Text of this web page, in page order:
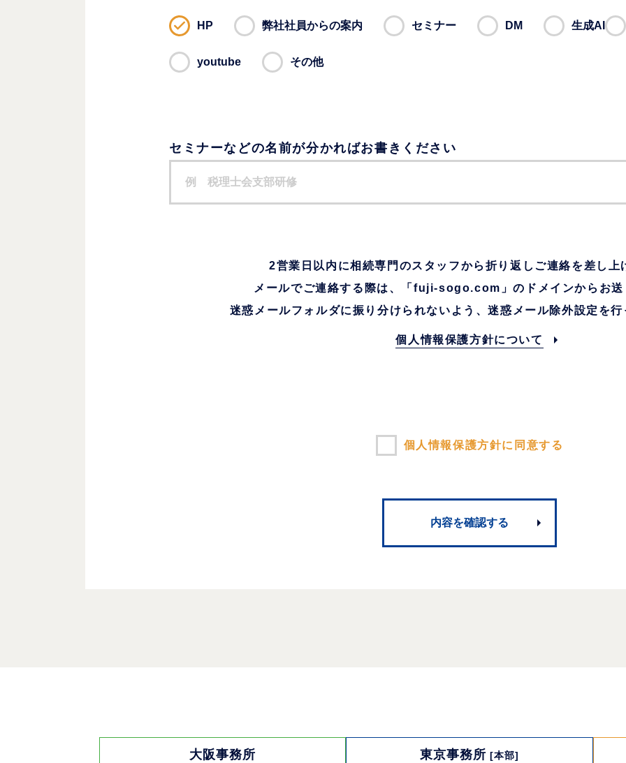
HP 弊社社員からの案内 セミナー DM 生成AI
youtube その他
セミナーなどの名前が分かればお書きください
2営業日以内に相続専門のスタッフから折り返しご連絡を差し上
メールでご連絡する際は、「fuji-sogo.com」のドメインからお送
迷惑メールフォルダに振り分けられないよう、迷惑メール除外設定を
個人情報保護方針について
個人情報保護方針に同意する
大阪事務所 東京事務所[本部]